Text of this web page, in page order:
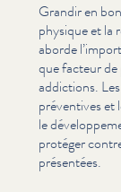
Grandir en
physique et la
aborde
que facteur
addictions.
préventives et
le
protéger
présentées.